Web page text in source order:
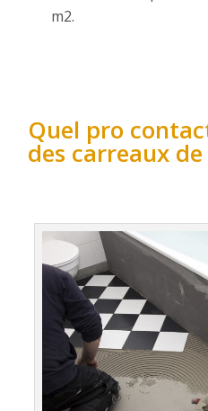
m2.
Quel pro
des carreaux